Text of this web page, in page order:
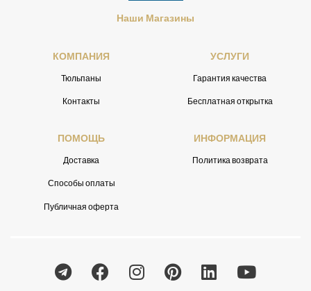
Наши Магазины
КОМПАНИЯ
Тюльпаны
Контакты
УСЛУГИ
Гарантия качества
Бесплатная открытка
ПОМОЩЬ
Доставка
Способы оплаты
Публичная оферта
ИНФОРМАЦИЯ
Политика возврата